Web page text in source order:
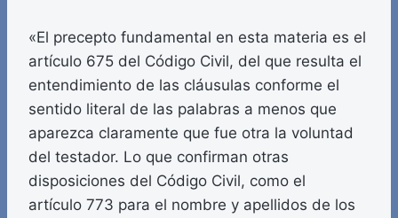
«El precepto fundamental en esta materia es el
artículo 675 del Código Civil, del que resulta el
entendimiento de las cláusulas conforme el
sentido literal de las palabras a menos que
aparezca claramente que fue otra la voluntad
del testador. Lo que confirman otras
disposiciones del Código Civil, como el
artículo 773 para el nombre y apellidos de los